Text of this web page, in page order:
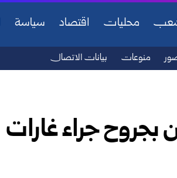
محليات اقتصاد سياسة
منوعات بيانات الاتصال
جراء غارات